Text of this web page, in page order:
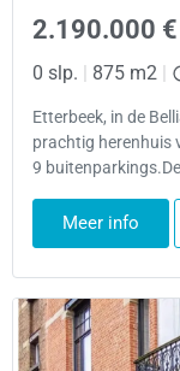
2.190.000 €
0 slp. | 875 m2 |
Etterbeek, in de
prachtig herenhuis
9
Meer info